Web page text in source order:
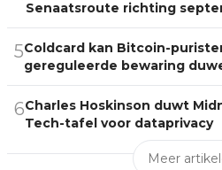
Senaatsroute richting
5Coldcard kan Bitcoin-
gereguleerde bewaring
6Charles Hoskinson duwt
Tech-tafel voor dataprivacy
Meer